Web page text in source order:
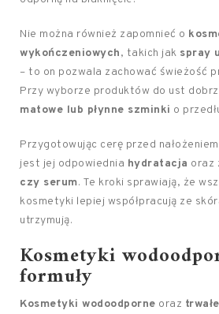
Nie można również zapomnieć o
wykończeniowych, takich jak spray
– to on pozwala zachować świeżość
Przy wyborze produktów do ust
matowe lub płynne szminki o
Przygotowując cerę przed
jest jej odpowiednia hydratacja oraz
czy serum. Te kroki sprawiają, że
kosmetyki lepiej współpracują ze
utrzymują.
Kosmetyki
formuły
Kosmetyki wodoodporne oraz